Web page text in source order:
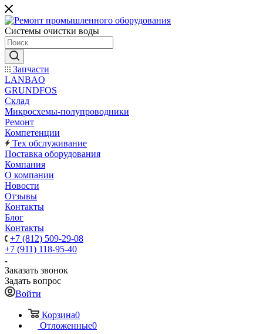
Системы очистки воды
Запчасти
LANBAO
GRUNDFOS
Склад
Микросхемы-полупроводники
Ремонт
Компетенции
Тех обслуживание
Поставка оборудования
Компания
О компании
Новости
Отзывы
Контакты
Блог
Контакты
+7 (812) 509-29-08
+7 (911) 118-95-40
Заказать звонок
Задать вопрос
Войти
Корзина0
Отложенные0